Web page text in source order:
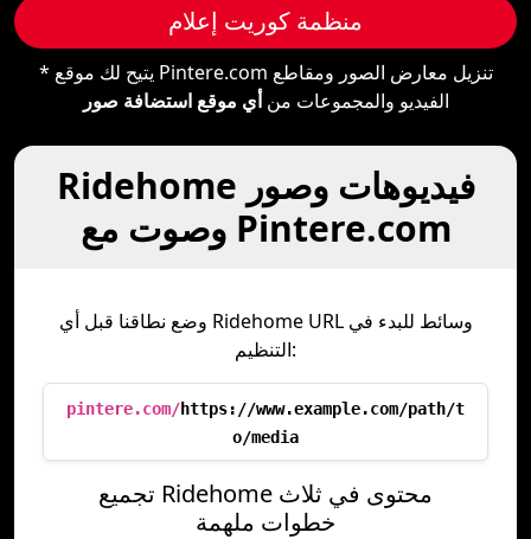
منظمة كوريت إعلام
* يتيح لك موقع Pintere.com تنزيل معارض الصور ومقاطع
الفيديو والمجموعات منأي موقع استضافة صور
Ridehome فيديوهات وصور
وصوت مع Pintere.com
وضع نطاقنا قبل أي Ridehome URL وسائط للبدء في
التنظيم:
pintere.com/https://www.example.com/path/t
o/media
تجميع Ridehome محتوى في ثلاث
خطوات ملهمة